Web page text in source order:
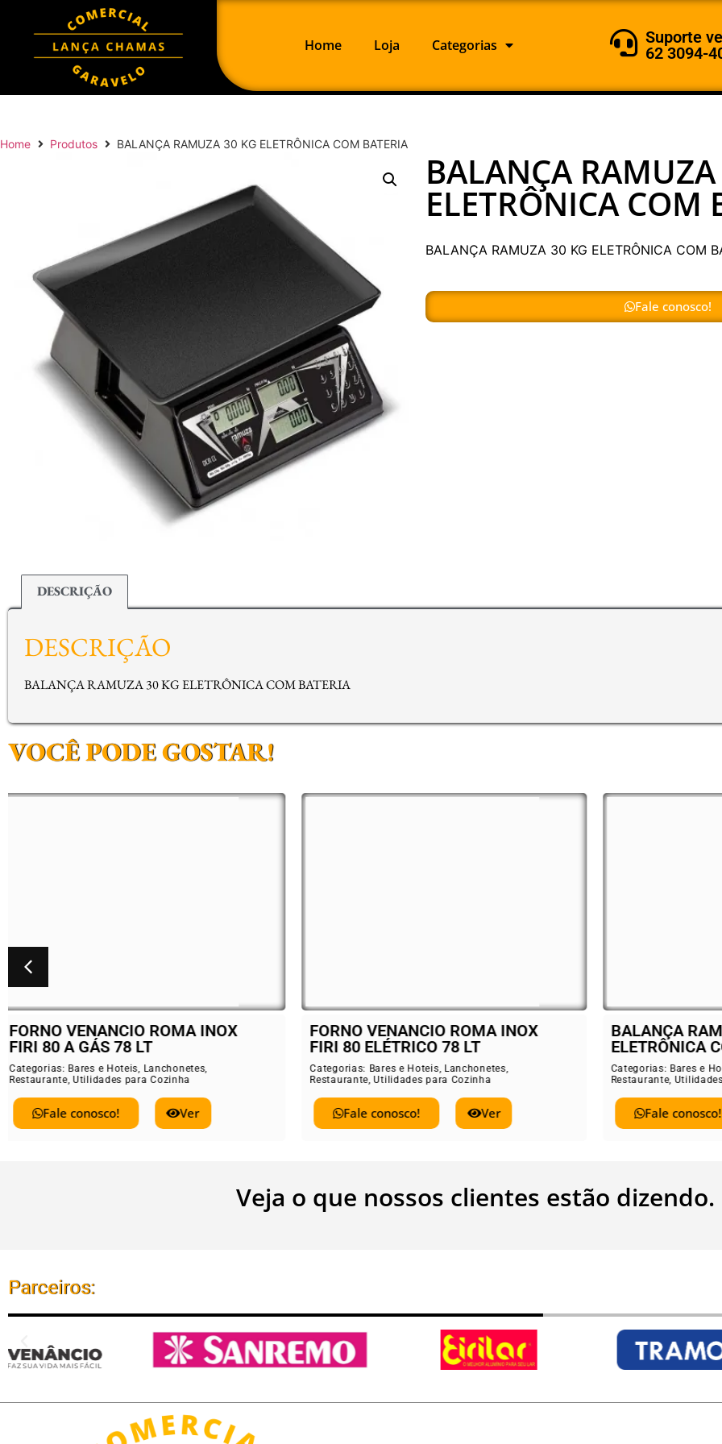
Home Loja Categorias
Suporte
62 3094-
Home Produtos BALANÇA RAMUZA 30 KG ELETRÔNICA COM BATERIA
BALANÇA
ELETRÔNICA COM
BALANÇA RAMUZA 30 KG ELETRÔNICA COM
Fale conosco!
DESCRIÇÃO
DESCRIÇÃO
BALANÇA RAMUZA 30 KG ELETRÔNICA COM BATERIA
VOCÊ PODE GOSTAR!
FORNO VENANCIO ROMA INOX
FIRI 80 ELÉTRICO 78 LT
Categorias:Bares e Hoteis,Lanchonetes
Restaurante,Utilidades para Cozinha
Fale conosco! Ver
BALANÇA RAMUZA 30 KG
ELETRÔNICA COM BATERIA
Categorias:Bares e Hoteis,Lanchonetes
Restaurante,Utilidades para Cozinha
Fale conosco! Ver
Cooktop
Categorias:Bares
Restaurante
Fale
Veja o que nossos clientes estão dizendo.
Parceiros: